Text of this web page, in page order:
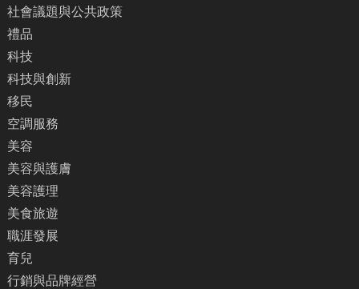
社會議題與公共政策
禮品
科技
科技與創新
移民
空調服務
美容
美容與護膚
美容護理
美食旅遊
職涯發展
育兒
行銷與品牌經營